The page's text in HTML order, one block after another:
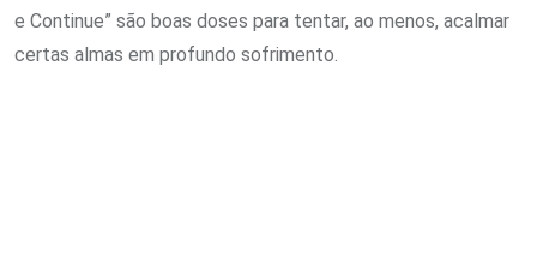
e Continue” são boas doses para tentar, ao menos, acalmar
certas almas em profundo sofrimento.